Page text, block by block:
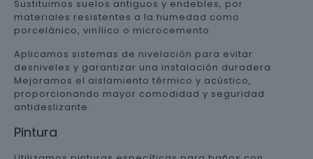
Sustituimos suelos antiguos y endebles, por
materiales resistentes a la humedad como
porcelánico, vinílico o microcemento.
Aplicamos sistemas de nivelación para evitar
desniveles y garantizar una instalación duradera.
Mejoramos el aislamiento térmico y acústico,
proporcionando mayor comodidad y seguridad
antideslizante.
Pintura